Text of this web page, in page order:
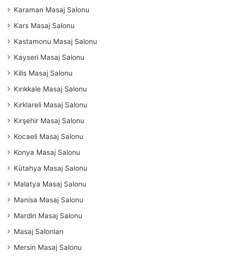
Karaman Masaj Salonu
Kars Masaj Salonu
Kastamonu Masaj Salonu
Kayseri Masaj Salonu
Kilis Masaj Salonu
Kırıkkale Masaj Salonu
Kırklareli Masaj Salonu
Kırşehir Masaj Salonu
Kocaeli Masaj Salonu
Konya Masaj Salonu
Kütahya Masaj Salonu
Malatya Masaj Salonu
Manisa Masaj Salonu
Mardin Masaj Salonu
Masaj Salonları
Mersin Masaj Salonu